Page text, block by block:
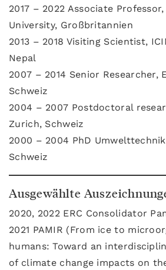
2017 – 2022 Associate
University, Großbritannien
2013 – 2018 Visiting Scientist,
Nepal
2007 – 2014 Senior Researcher,
Schweiz
2004 – 2007 Postdoctoral
Zurich, Schweiz
2000 – 2004 PhD
Schweiz
Ausgewählte
2020, 2022 ERC Consolidator
2021 PAMIR (From ice to
humans: Toward an
of climate change impacts on